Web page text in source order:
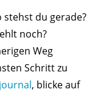
stehst du gerade?
noch?
Weg
Schritt zu
, blicke auf